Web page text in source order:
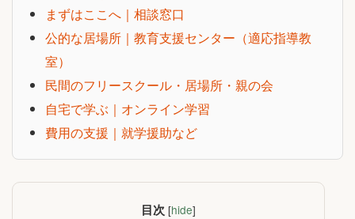
まずはここへ｜相談窓口
公的な居場所｜教育支援センター（適応指導教
室）
民間のフリースクール・居場所・親の会
自宅で学ぶ｜オンライン学習
費用の支援｜就学援助など
目次 [hide]